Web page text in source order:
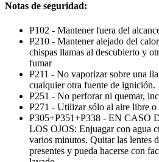
Notas de seguridad:
P102 - Mantener fuera del
P210 - Mantener alejado del
chispas llamas al descubierto y
fumar
P211 - No vaporizar sobre una
cualquier otra fuente de ignición.
P251 - No perforar ni quemar,
P271 - Utilizar sólo al aire libre
P305+P351+P338 - EN CASO
LOS OJOS: Enjuagar con agua
varios minutos. Quitar las lentes
presentes y pueda hacerse con